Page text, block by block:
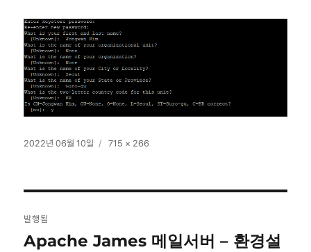
작
2022년 06월 10일
전
715 × 266
탐
발행됨
Apache James 메일서버 – 환경설